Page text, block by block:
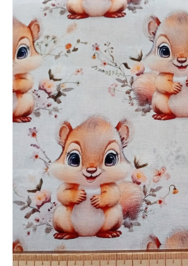
Tecidos esquilos